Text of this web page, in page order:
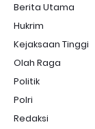
Berita Utama
Hukrim
Kejaksaan Tinggi
Olah Raga
Politik
Polri
Redaksi